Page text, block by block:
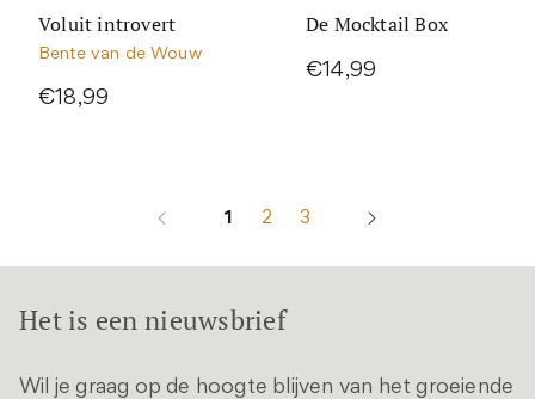
Voluit introvert
Bente van de Wouw
€18,99
De Mocktail Box
€14,99
1 2 3
Het is een nieuwsbrief
Wil je graag op de hoogte blijven van het groeiende